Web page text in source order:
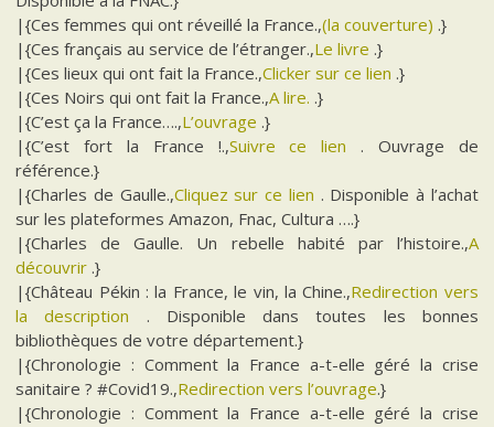
|{Ces femmes qui ont réveillé la France.,(la couverture) .}
|{Ces français au service de l’étranger.,Le livre .}
|{Ces lieux qui ont fait la France.,Clicker sur ce lien .}
|{Ces Noirs qui ont fait la France.,A lire. .}
|{C’est ça la France….,L’ouvrage .}
|{C’est fort la France !.,Suivre ce lien . Ouvrage de
référence.}
|{Charles de Gaulle.,Cliquez sur ce lien . Disponible à l’achat
sur les plateformes Amazon, Fnac, Cultura ….}
|{Charles de Gaulle. Un rebelle habité par l’histoire.,A
découvrir .}
|{Château Pékin : la France, le vin, la Chine.,Redirection vers
la description . Disponible dans toutes les bonnes
bibliothèques de votre département.}
|{Chronologie : Comment la France a-t-elle géré la crise
sanitaire ? #Covid19.,Redirection vers l’ouvrage.}
|{Chronologie : Comment la France a-t-elle géré la crise